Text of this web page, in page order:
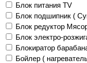
Блок питания TV
Блок подшипник (
Блок редуктор
Блок электро-
Блокиратор
Бойлер (